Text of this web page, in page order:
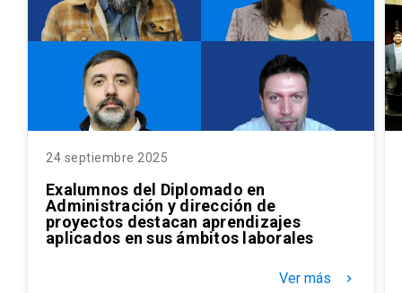
24 septiembre 2025
Exalumnos del Diplomado en
Administración y dirección de
proyectos destacan aprendizajes
aplicados en sus ámbitos laborales
Ver más keyboard_arrow_right